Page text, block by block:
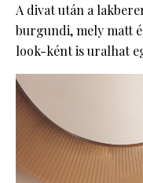
A divat után a
burgundi, mely matt
look-ként is uralhat